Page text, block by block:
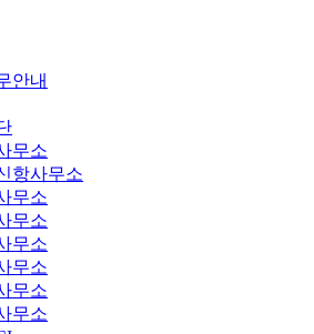
안내
무소
항사무소
무소
무소
무소
무소
무소
무소